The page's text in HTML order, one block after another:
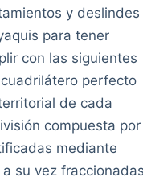
y deslindes
para tener
con las siguientes
perfecto
de cada
compuesta por
mediante
su vez fraccionadas